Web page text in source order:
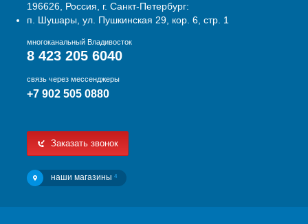
196626, Россия, г. Санкт-Петербург:
п. Шушары, ул. Пушкинская 29, кор. 6, стр. 1
многоканальный Владивосток
8 423 205 6040
связь через мессенджеры
+7 902 505 0880
Заказать звонок
наши магазины 4